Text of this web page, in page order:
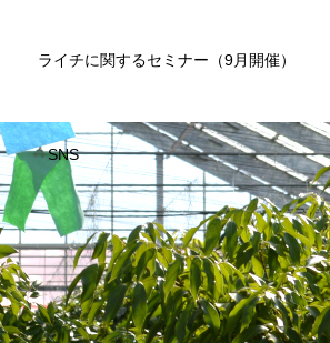
ライチに関するセミナー（9月開催）
SNS